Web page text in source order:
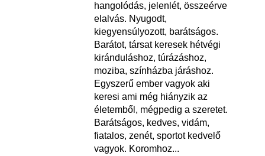
hangolódás, jelenlét, összeérve
elalvás. Nyugodt,
kiegyensúlyozott, barátságos.
Barátot, társat keresek hétvégi
kiránduláshoz, túrázáshoz,
moziba, színházba járáshoz.
Egyszerű ember vagyok aki
keresi ami még hiányzik az
életemből, mégpedig a szeretet.
Barátságos, kedves, vidám,
fiatalos, zenét, sportot kedvelő
vagyok. Koromhoz...